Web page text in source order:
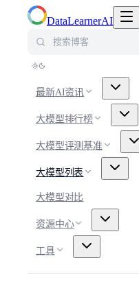
DataLearnerAI
最新AI资讯
大模型排行榜
大模型评测基准
大模型列表
大模型对比
资源中心
工具